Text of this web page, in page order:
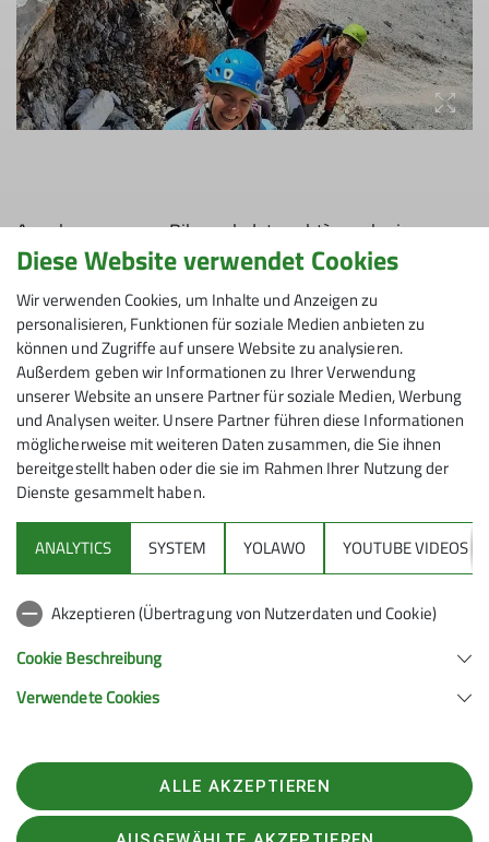
Angekommen am Bikeparkplatz geht`s nach einer
kurzen Rast zu Fuß weiter durch herrliches
Schrofen und Schotter. Stets unseren Gipfel, die
Birkkarspitze im Blick, wird es immer steiler und
alpiner, es folgt ein nettes Kraxelstück, gesichert mit
einem Stahlseil, was wir alle bestens ohne
Schwierigkeiten meisterten.
Diese Website verwendet Cookies
Wir verwenden Cookies, um Inhalte und Anzeigen zu
personalisieren, Funktionen für soziale Medien anbieten zu
können und Zugriffe auf unsere Website zu analysieren.
Außerdem geben wir Informationen zu Ihrer Verwendung
unserer Website an unsere Partner für soziale Medien, Werbung
und Analysen weiter. Unsere Partner führen diese Informationen
möglicherweise mit weiteren Daten zusammen, die Sie ihnen
bereitgestellt haben oder die sie im Rahmen Ihrer Nutzung der
Dienste gesammelt haben.
ANALYTICS SYSTEM YOLAWO YOUTUBE VIDEOS
Akzeptieren (Übertragung von Nutzerdaten und Cookie)
Cookie Beschreibung
Verwendete Cookies
ALLE AKZEPTIEREN